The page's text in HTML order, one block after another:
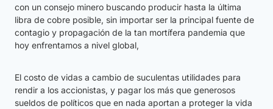
con un consejo minero buscando producir hasta la última
libra de cobre posible, sin importar ser la principal fuente de
contagio y propagación de la tan mortífera pandemia que
hoy enfrentamos a nivel global,
El costo de vidas a cambio de suculentas utilidades para
rendir a los accionistas, y pagar los más que generosos
sueldos de políticos que en nada aportan a proteger la vida